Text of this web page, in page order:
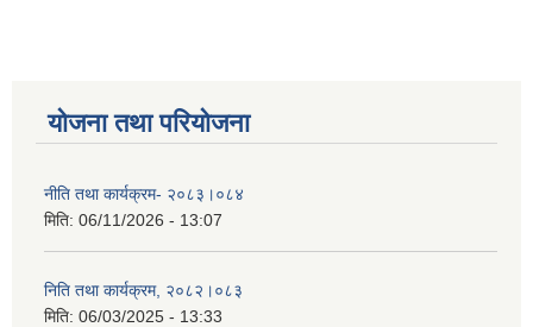
योजना तथा परियोजना
नीति तथा कार्यक्रम- २०८३।०८४
मिति: 06/11/2026 - 13:07
निति तथा कार्यक्रम, २०८२।०८३
मिति: 06/03/2025 - 13:33